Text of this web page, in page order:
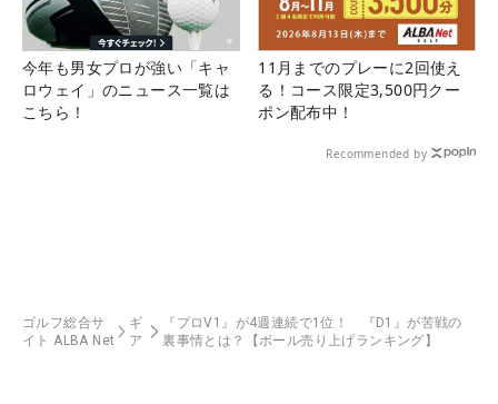
今年も男女プロが強い「キャ
ロウェイ」のニュース一覧は
こちら！
11月までのプレーに2回使え
る！コース限定3,500円クー
ポン配布中！
Recommended by
ゴルフ総合サ
イト ALBA Net
ギ
ア
『プロV1』が4週連続で1位！ 『D1』が苦戦の
裏事情とは？【ボール売り上げランキング】